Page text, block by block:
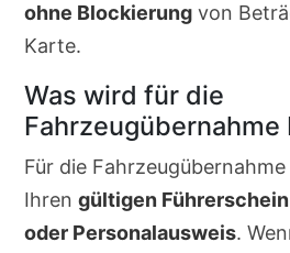
ohne Blockierung von
Karte.
Was wird für die
Für die
Ihren gültigen Führerschein
oder Personalausweis.